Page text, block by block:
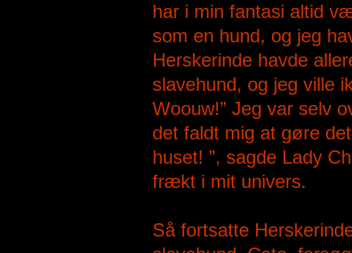
har i min fantasi altid
som en hund, og jeg
Herskerinde havde
slavehund, og jeg ville
Woouw!” Jeg var selv
det faldt mig at gøre
huset! ”, sagde Lady
frækt i mit univers.
Så fortsatte